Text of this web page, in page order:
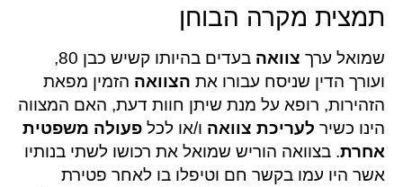
תמצית מקרה הבוחן
שמואל ערך צוואה
בעדים בהיותו קשיש כבן 80,
ועורך הדין שניסח עבורו את הצוואה הזמין מפאת
הזהירות, רופא על מנת שיתן חוות דעת, האם המצווה
הינו כשיר לעריכת צוואה ו/או לכל פעולה משפטית
אחרת. בצוואה הוריש שמואל את רכושו לשתי בנותיו
אשר היו עמו בקשר חם וטיפלו בו לאחר פטירת